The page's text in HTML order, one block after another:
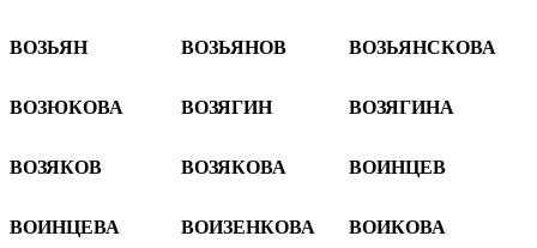
ВОЗЬЯН ВОЗЬЯНОВ ВОЗЬЯНСКОВА
ВОЗЮКОВА ВОЗЯГИН ВОЗЯГИНА
ВОЗЯКОВ ВОЗЯКОВА ВОИHЦЕВ
ВОИHЦЕВА ВОИЗЕНКОВА ВОИКОВА